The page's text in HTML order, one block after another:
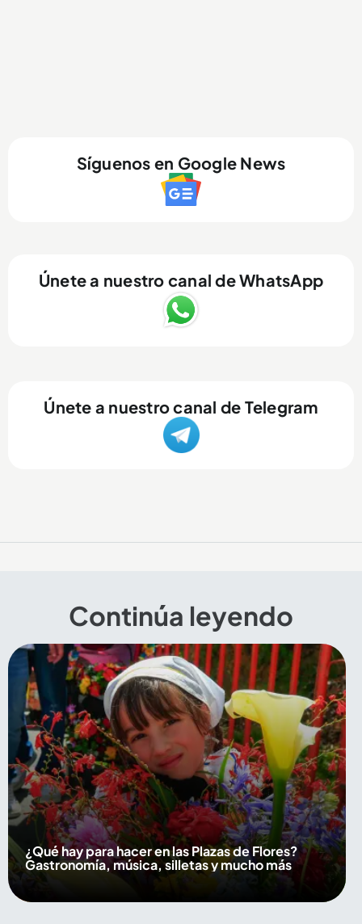
Síguenos en Google News
Únete a nuestro canal de WhatsApp
Únete a nuestro canal de Telegram
Continúa leyendo
¿Qué hay para hacer en las Plazas de Flores?
Gastronomía, música, silletas y mucho más